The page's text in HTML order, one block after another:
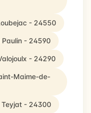
- 24550
Paulin - 24590
- 24290
Maime-de-
Teyjat - 24300